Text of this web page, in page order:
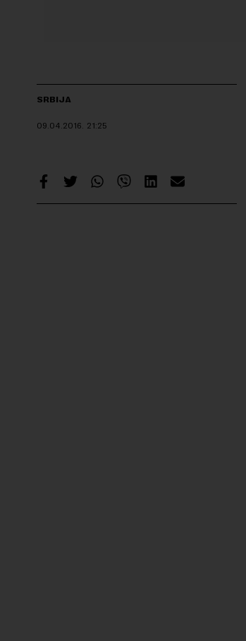
SRBIJA
09.04.2016. 21:25